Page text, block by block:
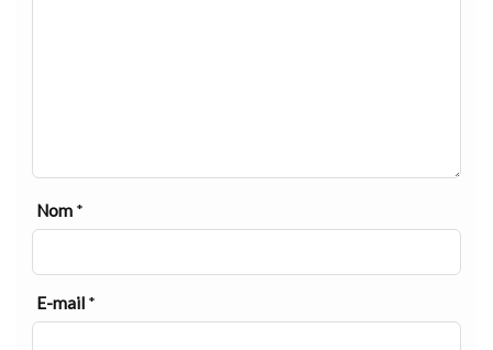
Nom *
E-mail *